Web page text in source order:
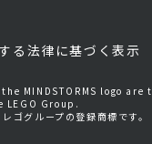
る法律に基づく表示
MINDSTORMS logo
Group.
ゴグループの登録商標です。